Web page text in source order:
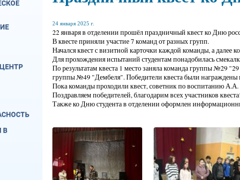
В
24 января 2025 г.
22 января в отделении прошёл праздничный квест ко Дню
В квесте приняли участие 7 команд от разных групп.
Начался квест с визитной карточки каждой команды, а далее
Для прохождения испытаний студентам понадобилась
По результатам квеста 1 место заняла команда группы №29
группы №49 "Дембеля". Победители квеста были
Пока команды проходили квест, советник по воспитанию А.А.
Поздравляем победителей, благодарим всех участников
Также ко Дню студента в отделении оформлен